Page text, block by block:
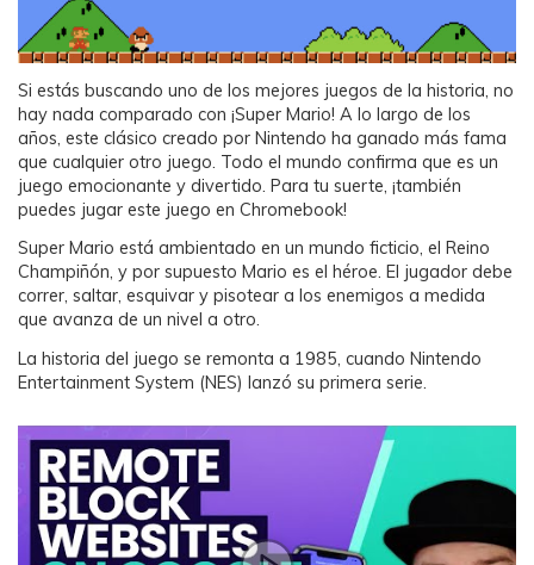
Si estás buscando uno de los mejores juegos de la historia, no
hay nada comparado con ¡Super Mario! A lo largo de los
años, este clásico creado por Nintendo ha ganado más fama
que cualquier otro juego. Todo el mundo confirma que es un
juego emocionante y divertido. Para tu suerte, ¡también
puedes jugar este juego en Chromebook!
Super Mario está ambientado en un mundo ficticio, el Reino
Champiñón, y por supuesto Mario es el héroe. El jugador debe
correr, saltar, esquivar y pisotear a los enemigos a medida
que avanza de un nivel a otro.
La historia del juego se remonta a 1985, cuando Nintendo
Entertainment System (NES) lanzó su primera serie.